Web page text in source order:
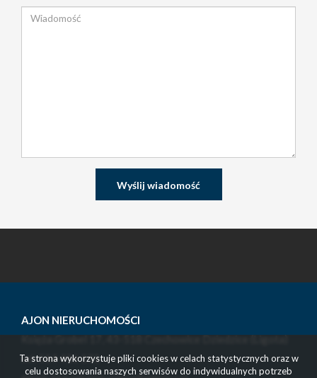
AJON NIERUCHOMOŚCI
tel. 514 416 131
Ta strona wykorzystuje pliki cookies w celach statystycznych oraz w
celu dostosowania naszych serwisów do indywidualnych potrzeb